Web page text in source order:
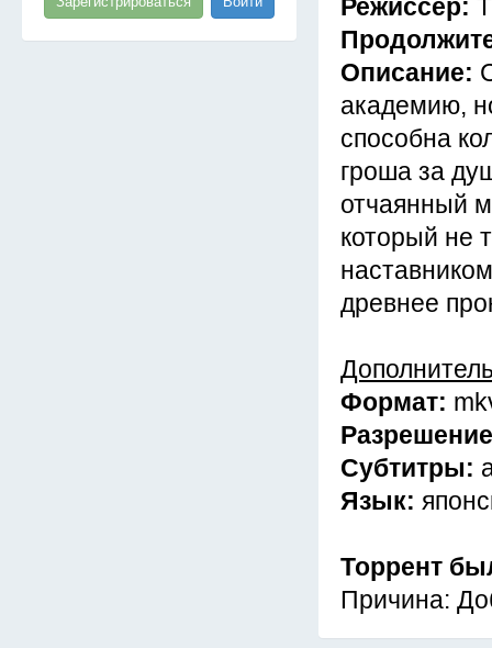
Режиссер:
Описание:
академию,
способна
гроша за
отчаянный
который не
древнее
Формат:
Субтитры:
Язык:
Торрент
Причина: